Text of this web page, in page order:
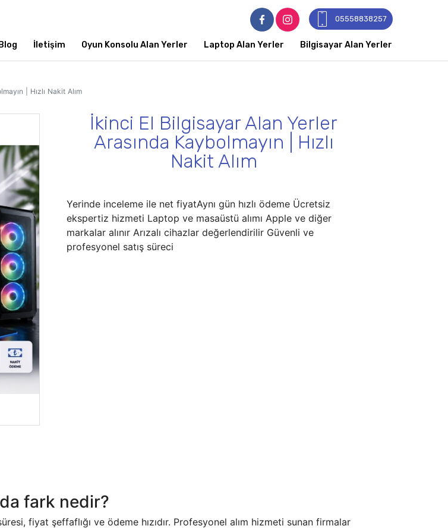
05558838257
Blog İletişim Oyun Konsolu Alan Yerler Laptop Alan Yerler Bilgisayar Alan Yerler
| Hızlı Nakit Alım
İkinci El Bilgisayar Alan Yerler
Arasında Kaybolmayın | Hızlı
Nakit Alım
Yerinde inceleme ile net fiyatAynı gün hızlı ödeme Ücretsiz
ekspertiz hizmeti Laptop ve masaüstü alımı Apple ve diğer
markalar alınır Arızalı cihazlar değerlendirilir Güvenli ve
profesyonel satış süreci
fark nedir?
fiyat şeffaflığı ve ödeme hızıdır. Profesyonel alım hizmeti sunan firmalar